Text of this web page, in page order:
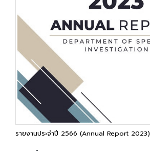
รายงานประจำปี 2566 (Annual Report 2023)